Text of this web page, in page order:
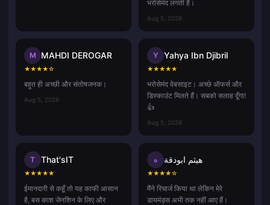
भरोसेमंद लगती है।
Aug 5, 2026
M MAHDI DEROGAR
★★★★☆
बहुत ही अच्छी और संतोषजनक।
Aug 5, 2026
Y Yahya Ibn Djibril
★★★★★
भरोसेमंद वेबसाइट। अच्छे ऑफर्स और
डिस्काउंट मिलते हैं। सबको सलाह दूँगा!
👍
Aug 5, 2026
T That'sIT
★★★★★
ईमानदारी से कहूँ तो यह काफी आसान
है, बस काश जेनशिन के लिए और
ه هيثم ابودقة
★★★★☆
मैंने रिचार्ज किया था लेकिन मेरे
डायमंड्स अभी तक नहीं आए हैं।